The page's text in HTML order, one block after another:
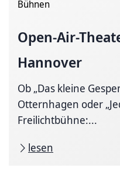
Bühnen
Open-Air-
Hannover
Ob „Das kleine
Otternhagen oder
Freilichtbühne:...
lesen